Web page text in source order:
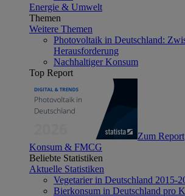
Energie & Umwelt
Themen
Weitere Themen
Photovoltaik in Deutschland:
Herausforderung
Nachhaltiger Konsum
Top Report
Zum Report
Konsum & FMCG
Beliebte Statistiken
Aktuelle Statistiken
Vegetarier in Deutschland 2015-
Bierkonsum in Deutschland pro